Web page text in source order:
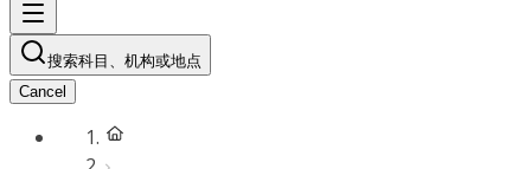
搜索科目、机构或地点
Cancel